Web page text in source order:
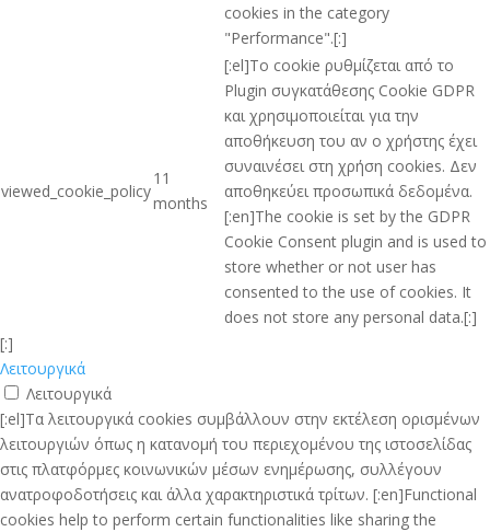
cookies in the category
"Performance".[:]
viewed_cookie_policy
11
months
[:el]Το cookie ρυθμίζεται από το
Plugin συγκατάθεσης Cookie GDPR
και χρησιμοποιείται για την
αποθήκευση του αν ο χρήστης έχει
συναινέσει στη χρήση cookies. Δεν
αποθηκεύει προσωπικά δεδομένα.
[:en]The cookie is set by the GDPR
Cookie Consent plugin and is used to
store whether or not user has
consented to the use of cookies. It
does not store any personal data.[:]
[:]
Λειτουργικά
Λειτουργικά
[:el]Τα λειτουργικά cookies συμβάλλουν στην εκτέλεση ορισμένων
λειτουργιών όπως η κατανομή του περιεχομένου της ιστοσελίδας
στις πλατφόρμες κοινωνικών μέσων ενημέρωσης, συλλέγουν
ανατροφοδοτήσεις και άλλα χαρακτηριστικά τρίτων. [:en]Functional
cookies help to perform certain functionalities like sharing the